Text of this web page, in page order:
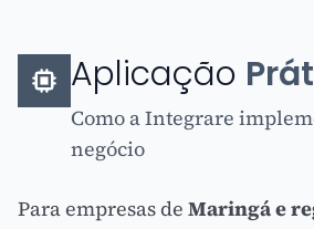
Aplicação
Como a Integrare
negócio
Para empresas de Maringá e